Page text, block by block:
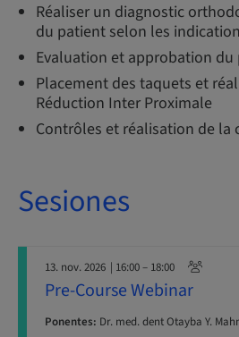
Réaliser un diagnostic
du patient selon les
Evaluation et approbation
Placement des taquets et
Réduction Inter Proximale
Contrôles et réalisation de la
Sesiones
13. nov. 2026 | 16:00 – 18:00
Pre-Course Webinar
Ponentes: Dr. med. dent Otayba Y.